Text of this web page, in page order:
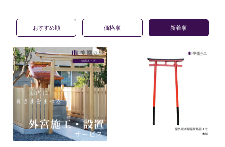
普及型外宮/板宮
八幡宮
流れ屋根
その他外宮
外宮用人工石台座
屋外鳥居
地の神様
おすすめ順 価格順 新着順